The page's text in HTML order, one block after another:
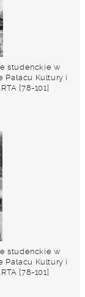
studenckie w
Kultury i
[78-101]
studenckie w
Kultury i
[78-101]